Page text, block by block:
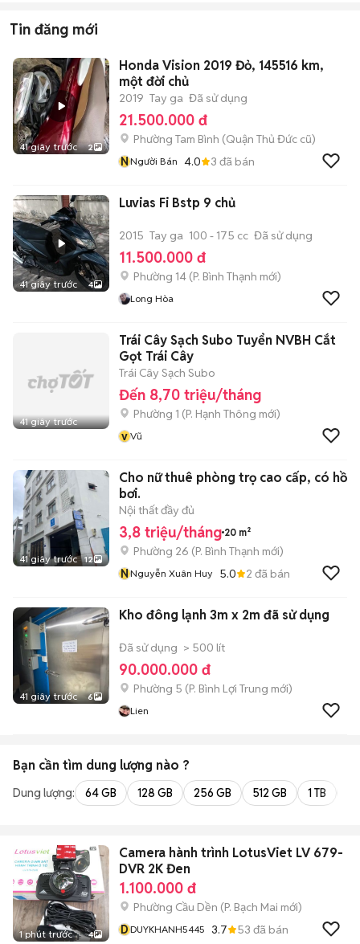
Tin đăng mới
41 giây trước 2
Honda Vision 2019 Đỏ, 145516 km,
một đời chủ
2019 Tay ga Đã sử dụng
21.500.000 đ
Phường Tam Bình (Quận Thủ Đức cũ)
NNgười Bán 4.0 3 đã bán
41 giây trước 4
Luvias Fi Bstp 9 chủ
2015 Tay ga 100 - 175 cc Đã sử dụng
11.500.000 đ
Phường 14 (P. Bình Thạnh mới)
Long Hòa
41 giây trước
Trái Cây Sạch Subo Tuyển NVBH Cắt
Gọt Trái Cây
Trái Cây Sạch Subo
Đến 8,70 triệu/tháng
Phường 1 (P. Hạnh Thông mới)
v Vũ
41 giây trước 12
Cho nữ thuê phòng trọ cao cấp, có hồ
bơi.
Nội thất đầy đủ
3,8 triệu/tháng 20 m²
Phường 26 (P. Bình Thạnh mới)
NNguyễn Xuân Huy 5.0 2 đã bán
41 giây trước 6
Kho đông lạnh 3m x 2m đã sử dụng
Đã sử dụng > 500 lít
90.000.000 đ
Phường 5 (P. Bình Lợi Trung mới)
Lien
Bạn cần tìm dung lượng nào ?
Dung lượng: 64 GB 128 GB 256 GB 512 GB 1 TB
1 phút trước 4
Camera hành trình LotusViet LV 679-
DVR 2K Đen
1.100.000 đ
Phường Cầu Dền (P. Bạch Mai mới)
DDUYKHANH5445 3.7 53 đã bán